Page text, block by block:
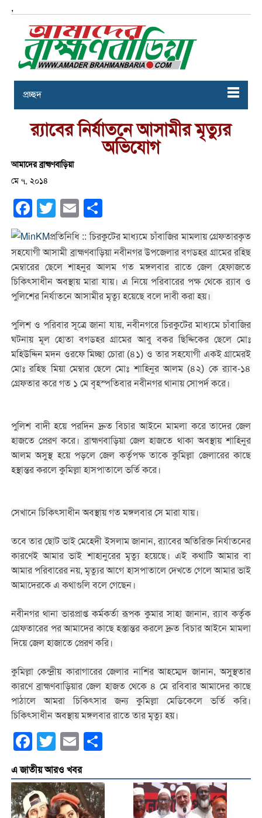
,
প্রচ্ছদ
র‌্যাবের নির্যাতনে আসামীর মৃত্যুর
অভিযোগ
আমাদের ব্রাহ্মণবাড়িয়া
মে ৭, ২০১৪
Facebook
Twitter Email
প্রতিনিধি :: চিরকুটের মাধ্যমে চাঁবাজির মামলায় গ্রেফতারকৃত
সহযোগী আসামী ব্রাহ্মণবাড়িয়া নবীনগর উপজেলার বগডহর গ্রামের রহিছ
মেম্বারের ছেলে শাহনুর আলম গত মঙ্গলবার রাতে জেল হেফাজতে
চিকিৎসাধীন অবস্থায় মারা যায়। এ নিয়ে পরিবারের পক্ষ থেকে র‌্যাব ও
পুলিশের নির্যাতনে আসামীর মৃত্যু হয়েছে বলে দাবী করা হয়।
পুলিশ ও পরিবার সূত্রে জানা যায়, নবীনগরে চিরকুটের মাধ্যমে চাঁবাজির
ঘটনায় মূল হোতা বগডহর গ্রামের আবু বকর ছিদ্দিকের ছেলে মোঃ
মহিউদ্দিন মদন ওরফে মিচ্ছা চোরা (৪১) ও তার সহযোগী একই গ্রামেরই
মোঃ রহিছ মিয়া মেম্বার ছেলে মোঃ শাহিনুর আলম (৪২) কে র‌্যাব-১৪
গ্রেফতার করে গত ১ মে বৃহস্পতিবার নবীনগর থানায় সোপর্দ করে।
পুলিশ বাদী হয়ে পরদিন দ্রুত বিচার আইনে মামলা করে তাদের জেল
হাজতে প্রেরণ করে। ব্রাহ্মণবাড়িয়া জেল হাজতে থাকা অবস্থায় শাহিনুর
আলম অসুস্থ হয়ে পড়লে জেল কর্তৃপক্ষ তাকে কুমিল্লা জেলারের কাছে
হস্থান্তর করলে কুমিল্লা হাসপাতালে ভর্তি করে।
সেখানে চিকিৎসাধীন অবস্থায় গত মঙ্গলবার সে মারা যায়।
তবে তার ছোট ভাই মেহেদী ইসলাম জানান, র‌্যাবের অতিরিক্ত নির্যাতনের
কারণেই আমার ভাই শাহানুরের মৃত্যু হয়েছে। এই কথাটি আমার বা
আমার পরিবারের নয়, মৃত্যুর আগে হাসপাতালে দেখতে গেলে আমার ভাই
আমাদেরকে এ কথাগুলি বলে গেছেন।
নবীনগর থানা ভারপ্রাপ্ত কর্মকর্তা রূপক কুমার সাহা জানান, র‌্যাব কর্তৃক
গ্রেফতারের পর আমাদের কাছে হস্তান্তর করলে দ্রুত বিচার আইনে মামলা
দিয়ে জেল হাজাতে প্রেরণ করি।
কুমিল্লা কেন্দ্রীয় কারাগারের জেলার নাশির আহম্মেদ জানান, অসুস্থতার
কারণে ব্রাহ্মণবাড়িয়ার জেল হাজত থেকে ৪ মে রবিবার আমাদের কাছে
পাঠালে আমরা চিকিৎসার জন্য কুমিল্লা মেডিকেলে ভর্তি করি।
চিকিৎসাধীন অবস্থায় মঙ্গলবার রাতে তার মৃত্যু হয়।
Facebook
Twitter Email
এ জাতীয় আরও খবর